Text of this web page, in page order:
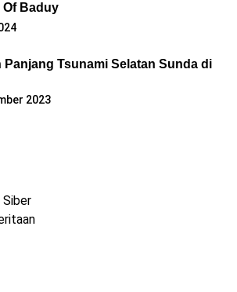
Of Baduy
Panjang Tsunami Selatan Sunda di
2023
Siber